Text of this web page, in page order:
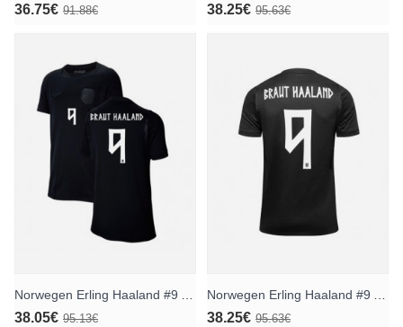
36.75€ 91.88€ 38.25€ 95.63€
38.05€ 95.13€ 38.25€ 95.63€